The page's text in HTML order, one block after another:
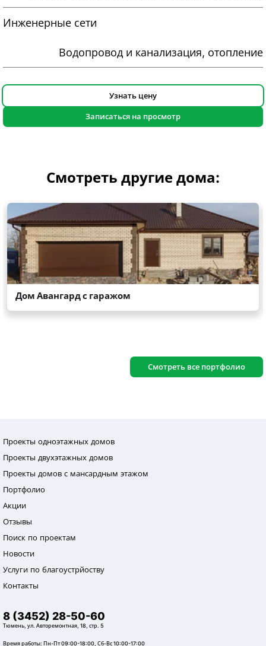
Инженерные сети
Водопровод и канализация, отопление
Узнать цену
Записаться на просмотр
Смотреть другие дома:
Смотреть все портфолио
Проекты одноэтажных домов
Проекты двухэтажных домов
Проекты домов с мансардным этажом
Портфолио
Акции
Отзывы
Поиск по проектам
Новости
Услуги по благоустрйоству
Контакты
8 (3452) 28-50-60
Тюмень, ул. Авторемонтная, 18, стр. 5
Время работы: Пн-Пт 09:00-18:00, Сб-Вс 10:00-17:00